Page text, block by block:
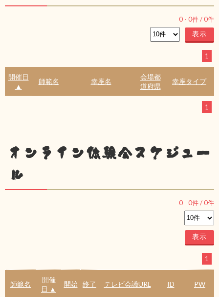
0 - 0件 /0件
1
開催日
▲
師範名 幸座名
会場都
道府県
幸座タイプ
1
オンライン体験会スケジュー
ル
0 - 0件 /0件
1
師範名
開催
日 ▲
開始 終了 テレビ会議URL ID PW